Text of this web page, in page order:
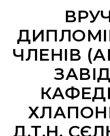
ЧЛЕНІВ
Д.Т.Н.